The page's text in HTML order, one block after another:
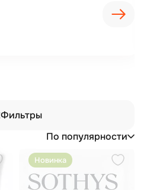
Фильтры
По популярности
Новинка